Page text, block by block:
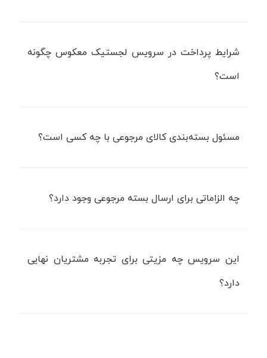
شرایط پرداخت در سرویس لجستیک معکوس چگونه
است؟
مسئول بسته‌بندی کالای مرجوعی با چه کسی است؟
چه الزاماتی برای ارسال بسته‌ مرجوعی وجود دارد؟
این سرویس چه مزیتی برای تجربه‌ مشتریان نهایی
دارد؟